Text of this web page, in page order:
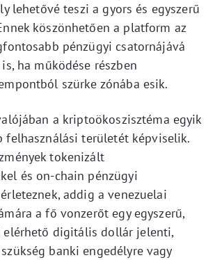
lehetővé teszi a gyors és egyszerű
köszönhetően a platform az
pénzügyi csatornájává
ha működése részben
szürke zónába esik.
a kriptoökoszisztéma egyik
felhasználási területét képviselik.
tokenizált
és on-chain pénzügyi
addig a venezuelai
a fő vonzerőt egy egyszerű,
digitális dollár jelenti,
banki engedélyre vagy